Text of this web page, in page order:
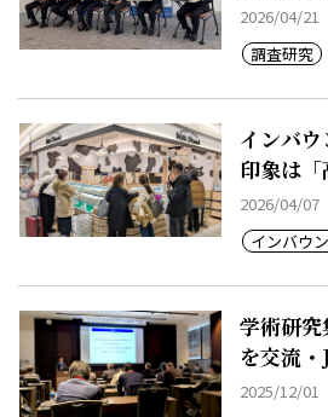
2026/04/
調査研究
インバ
印象は「
2026/04/
インバウ
学術研
を交流
2025/12/